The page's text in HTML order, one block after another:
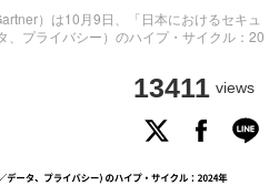
）は10月9日、「日本におけるセキュ
、プライバシー）のハイプ・サイクル：20
13411 views